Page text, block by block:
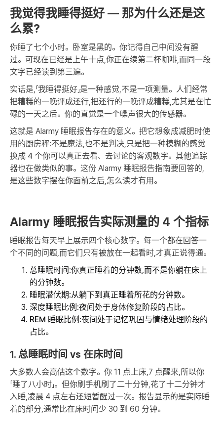
我觉得我睡得挺好 — 那为什么还是这
么累?
你睡了七个小时。卧室是黑的。你记得自己中间没有醒
过。可现在已经是上午十点,你正在续第二杯咖啡,而同一段
文字已经读到第三遍。
实话是,「我睡得挺好」是一种感觉,不是一项测量。人们经常
把糟糕的一晚评成还行,把还行的一晚评成糟糕,尤其是在忙
碌的一天之后。你的直觉是一个噪声很大的传感器。
这就是 Alarmy 睡眠报告存在的意义。把它想象成减肥时使
用的厨房秤:不是魔法,也不是判决,只是把一种模糊的感觉
换成 4 个你可以真正去看、去讨论的客观数字。其他追踪
器也在做类似的事。这份 Alarmy 睡眠报告指南要回答的,
是这些数字摆在你面前之后,怎么读才有用。
Alarmy 睡眠报告实际测量的 4 个指标
睡眠报告每天早上展示四个核心数字。每一个都在回答一
个不同的问题,而它们只有被放在一起看时,才真正说得通。
总睡眠时间:你真正睡着的分钟数,而不是你躺在床上
的分钟数。
睡眠潜伏期:从躺下到真正睡着所花的分钟数。
深度睡眠比例 :夜间处于身体修复阶段的占比。
REM 睡眠比例 :夜间处于记忆巩固与情绪处理阶段的
占比。
1. 总睡眠时间 vs 在床时间
大多数人会高估这个数字。你 11 点上床,7 点醒来,所以你
「睡了八小时」。但你刷手机刷了二十分钟,花了十二分钟才
入睡,凌晨 4 点左右还短暂醒过一次。报告显示的是实际睡
着的部分,通常比在床时间少 30 到 60 分钟。